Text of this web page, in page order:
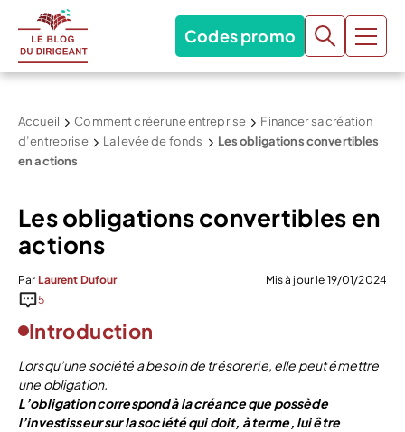
Codes promo
Accueil Comment créer une entreprise
Financer sa création
d’entreprise
La levée de fonds
Les obligations convertibles
en actions
Les obligations convertibles en
actions
Par Laurent Dufour
Mis à jour le 19/01/2024
5
Introduction
Lorsqu’une société a besoin de trésorerie, elle peut émettre
une obligation.
L’obligation correspond à la créance que possède
l’investisseur sur la société qui doit, à terme, lui être